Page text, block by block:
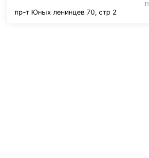
пр-т Юных ленинцев 70, стр 2